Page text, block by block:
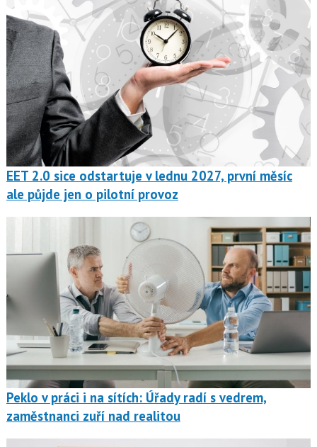
EET 2.0 sice odstartuje v lednu 2027, první měsíc
ale půjde jen o pilotní provoz
Peklo v práci i na sítích: Úřady radí s vedrem,
zaměstnanci zuří nad realitou